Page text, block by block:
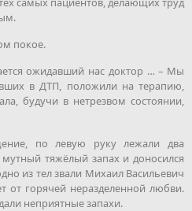
покое.
ожидавший нас доктор … – Мы
в ДТП, положили на терапию,
будучи в нетрезвом состоянии,
по левую руку лежали два
тяжёлый запах и доносился
из тел звали Михаил Васильевич
от горячей неразделенной любви.
неприятные запахи.